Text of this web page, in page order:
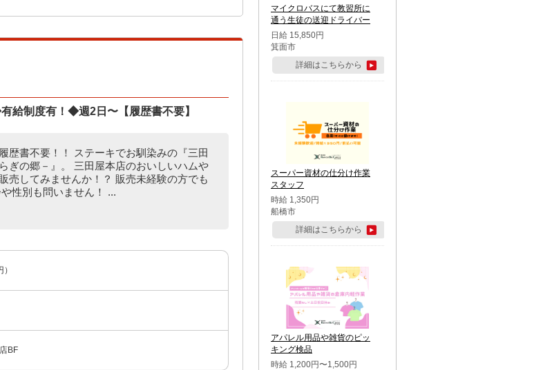
制度有！◆週2日〜【履歴書不要】
歴書不要！！ ステーキでお馴染みの『三田
ぎの郷－』。 三田屋本店のおいしいハムや
売してみませんか！？ 販売未経験の方でも
性別も問いません！ ...
BF
マイクロバスにて教習所に
通う生徒の送迎ドライバー
日給 15,850円
箕面市
詳細はこちらから
スーパー資材の仕分け作業
スタッフ
時給 1,350円
船橋市
詳細はこちらから
アパレル用品や雑貨のピッ
キング検品
時給 1,200円〜1,500円